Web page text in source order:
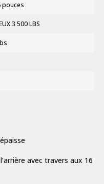
pouces
3 500 LBS
avec travers aux 16